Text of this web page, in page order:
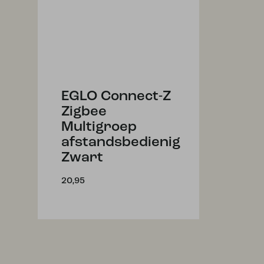
EGLO Connect-Z
Zigbee
Multigroep
afstandsbedienig
Zwart
20,95